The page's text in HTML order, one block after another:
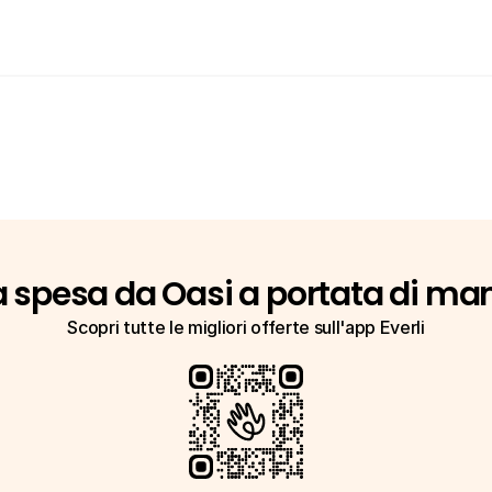
spesa da Oasi a portata di
Scopri tutte le migliori offerte sull'app Everli